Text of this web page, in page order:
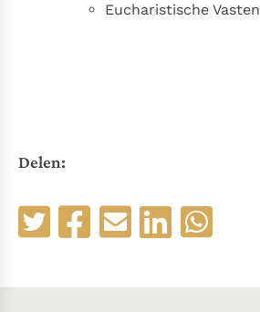
Eucharistische Vasten
Delen: